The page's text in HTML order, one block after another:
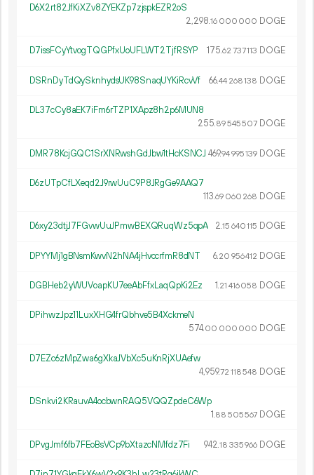
D6X2rt82JfKiXZv8ZYEKZp7zjspkEZR2oS
2 298.16 000 000 DOGE
D7issFCyYtvogTQGPfxUoUFLWT2TjfRSYP 175.62 737113 DOGE
DSRnDyTdQySknhydsUK98SnaqUYKiRcvVf 66.44 268138 DOGE
DL37cCy8aEK7iFm6rTZP1XApz8h2p6MUN8
255.89545507 DOGE
DMR78KcjGQC1SrXNRwshGdJbw1tHcKSNCJ 469.94995139 DOGE
D6zUTpCfLXeqd2J9rwUuC9P8JRgGe9AAQ7
113.69 060 268 DOGE
D6xy23dtjJ7FGvwUuJPmwBEXQRuqWz5qpA 2.15 640115 DOGE
DPYYMj1gBNsmKwvN2hNA4jHvccrfmR8dNT 6.20 956412 DOGE
DGBHeb2yWUVoapKU7eeAbFfxLaqQpKi2Ez 1.21 416058 DOGE
DPihwzJpz11LuxXHG4frQbhve5B4XckmeN
574.00 000 000 DOGE
D7EZc6zMpZwa6gXkaJVbXc5uKnRjXUAefw
4959.72 118548 DOGE
DSnkvi2KRauvA4ocbwnRAQ5VQQZpdeC6Wp
1.88 505567 DOGE
DPvgJmf6fb7FEoBsVCp9bXtazcNMfdz7Fi 942.18 335966 DOGE